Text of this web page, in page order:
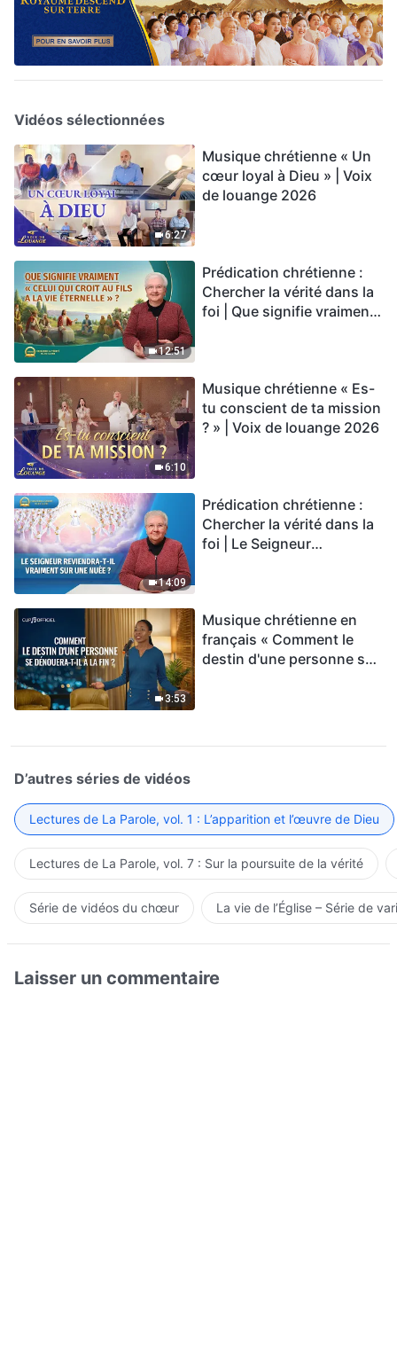
Vidéos sélectionnées
6:27
Musique chrétienne « Un
cœur loyal à Dieu » | Voix
de louange 2026
12:51
Prédication chrétienne :
Chercher la vérité dans la
foi | Que signifie vraiment
6:10
Musique chrétienne « Es-
tu conscient de ta mission
? » | Voix de louange 2026
14:09
Prédication chrétienne :
Chercher la vérité dans la
foi | Le Seigneur
3:53
Musique chrétienne en
français « Comment le
destin d'une personne se
D’autres séries de vidéos
Lectures de La Parole, vol. 1 : L’apparition et l’œuvre de Dieu
Lectures de La Parole, vol. 7 : Sur la poursuite de la vérité
Série de vidéos du chœur La vie de l’Église – Série de
Laisser un commentaire